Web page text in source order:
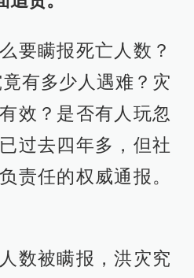
要瞒报死亡人数？
有多少人遇难？灾
效？是否有人玩忽
过去四年多，但社
责任的权威通报。
数被瞒报，洪灾究